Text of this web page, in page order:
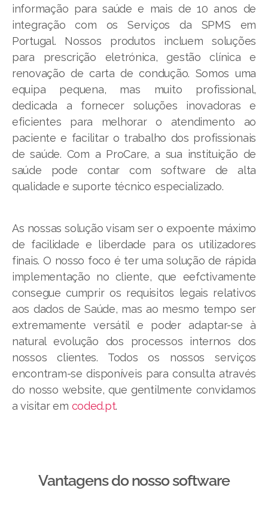
informação para saúde e mais de 10 anos de
integração com os Serviços da SPMS em
Portugal. Nossos produtos incluem soluções
para prescrição eletrónica, gestão clínica e
renovação de carta de condução. Somos uma
equipa pequena, mas muito profissional,
dedicada a fornecer soluções inovadoras e
eficientes para melhorar o atendimento ao
paciente e facilitar o trabalho dos profissionais
de saúde. Com a ProCare, a sua instituição de
saúde pode contar com software de alta
qualidade e suporte técnico especializado.
As nossas solução visam ser o expoente máximo
de facilidade e liberdade para os utilizadores
finais. O nosso foco é ter uma solução de rápida
implementação no cliente, que eefctivamente
consegue cumprir os requisitos legais relativos
aos dados de Saúde, mas ao mesmo tempo ser
extremamente versátil e poder adaptar-se à
natural evolução dos processos internos dos
nossos clientes. Todos os nossos serviços
encontram-se disponíveis para consulta através
do nosso website, que gentilmente convidamos
a visitar em coded.pt.
Vantagens do nosso software​